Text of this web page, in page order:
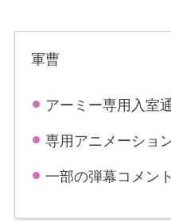
軍曹
アーミー専用入室
専用アニメーショ
一部の弾幕コメン